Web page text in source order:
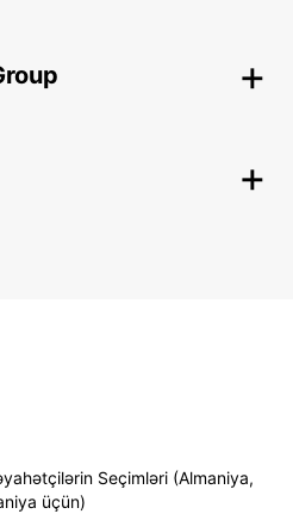
Seçimləri (Almaniya,
üçün)